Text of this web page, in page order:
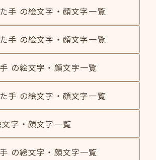
手 の絵文字・顔文字一覧
手 の絵文字・顔文字一覧
の絵文字・顔文字一覧
手 の絵文字・顔文字一覧
字・顔文字一覧
の絵文字・顔文字一覧